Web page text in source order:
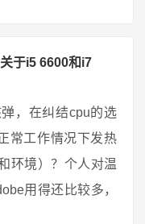
于i5 6600和i7
，在纠结cpu的选
常工作情况下发热
环境）？个人对温
用得还比较多，